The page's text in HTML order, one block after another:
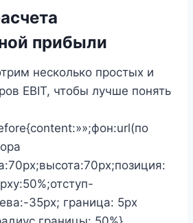
прибыли
несколько простых и
EBIT, чтобы лучше понять
35px; граница: 5px